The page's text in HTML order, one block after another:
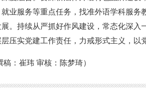
业服务等重点任务，找准外语学科服务
。持续从严抓好作风建设，常态化深入
压实党建工作责任，力戒形式主义，以
稿：崔玮 审核：陈梦琦）